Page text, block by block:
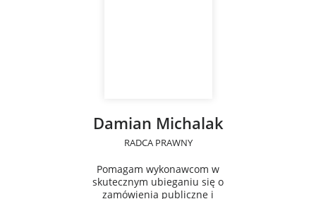
Damian Michalak
RADCA PRAWNY
Pomagam wykonawcom w
skutecznym ubieganiu się o
zamówienia publiczne i